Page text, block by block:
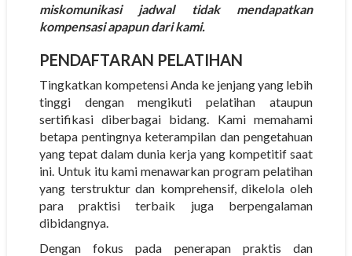
miskomunikasi jadwal tidak mendapatkan
kompensasi apapun dari kami.
PENDAFTARAN PELATIHAN
Tingkatkan kompetensi Anda ke jenjang yang lebih
tinggi dengan mengikuti pelatihan ataupun
sertifikasi diberbagai bidang. Kami memahami
betapa pentingnya keterampilan dan pengetahuan
yang tepat dalam dunia kerja yang kompetitif saat
ini. Untuk itu kami menawarkan program pelatihan
yang terstruktur dan komprehensif, dikelola oleh
para praktisi terbaik juga berpengalaman
dibidangnya.
Dengan fokus pada penerapan praktis dan